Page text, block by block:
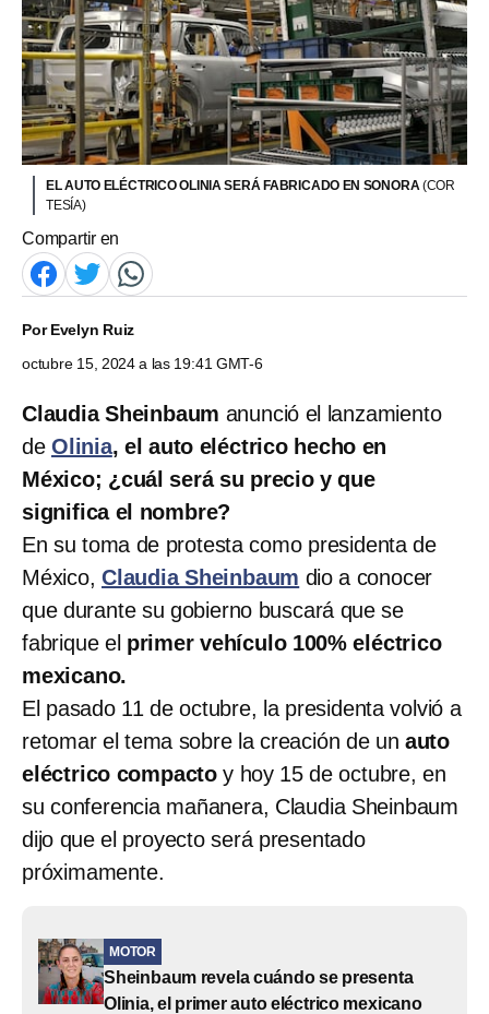
EL AUTO ELÉCTRICO OLINIA SERÁ FABRICADO EN SONORA(COR
TESÍA)
Compartir en
PorEvelyn Ruiz
octubre 15, 2024 a las 19:41 GMT-6
Claudia Sheinbaum anunció el lanzamiento
de Olinia, el auto eléctrico hecho en
México; ¿cuál será su precio y que
significa el nombre?
En su toma de protesta como presidenta de
México, Claudia Sheinbaum dio a conocer
que durante su gobierno buscará que se
fabrique el primer vehículo 100% eléctrico
mexicano.
El pasado 11 de octubre, la presidenta volvió a
retomar el tema sobre la creación de un auto
eléctrico compactoy hoy 15 de octubre, en
su conferencia mañanera, Claudia Sheinbaum
dijo que el proyecto será presentado
próximamente.
MOTOR
Sheinbaum revela cuándo se presenta
Olinia, el primer auto eléctrico mexicano